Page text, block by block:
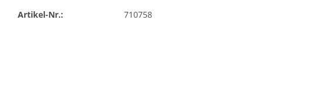
Artikel-Nr.:
710758